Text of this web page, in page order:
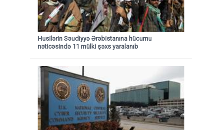
Husilərin Səudiyyə Ərəbistanına hücumu
nəticəsində 11 mülki şəxs yaralanıb